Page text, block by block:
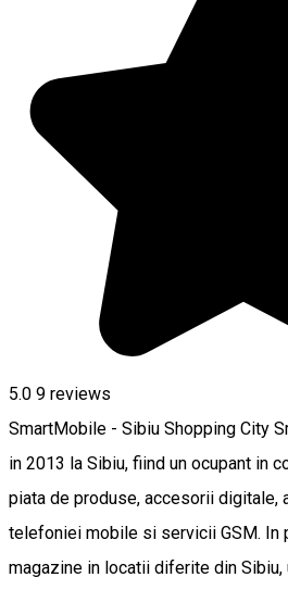
5.0 9 reviews
SmartMobile - Sibiu Shopping City
in 2013 la Sibiu, fiind un ocupant in
piata de produse, accesorii digitale,
telefoniei mobile si servicii GSM. In
magazine in locatii diferite din Sibiu,